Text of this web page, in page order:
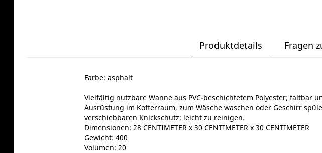
Produktdetails Fragen
Farbe: asphalt
Vielfältig nutzbare Wanne aus PVC-beschichtetem Polyester;
Ausrüstung im Kofferraum, zum Wäsche waschen oder Geschirr
verschiebbaren Knickschutz; leicht zu reinigen.
Dimensionen: 28 CENTIMETER x 30 CENTIMETER x 30 CENTIMETER
Gewicht: 400
Volumen: 20